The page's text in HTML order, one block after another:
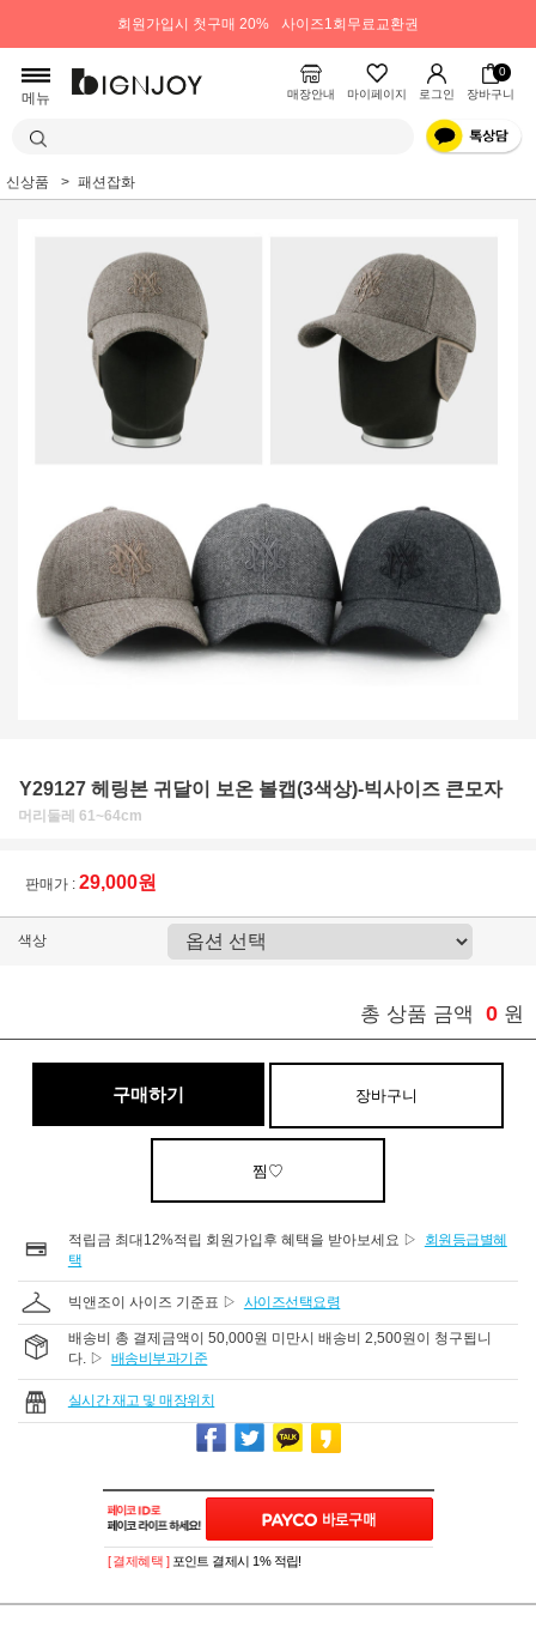
회원가입시 첫구매 20% 사이즈1회무료교환권
메뉴 매장안내 마이페이지 로그인
0
장바구니
신상품 패션잡화
Y29127 헤링본 귀달이 보온 볼캡(3색상)-빅사이즈 큰모자
머리둘레 61~64cm
판매가 : 29,000원
색상
총 상품 금액 0 원
구매하기 장바구니
찜♡
적립금 최대12%적립 회원가입후 혜택을 받아보세요 ▷
회원등급별혜
택
빅앤조이 사이즈 기준표 ▷ 사이즈선택요령
배송비 총 결제금액이 50,000원 미만시 배송비 2,500원이 청구됩니
다. ▷ 배송비부과기준
실시간 재고 및 매장위치
[ 결제혜택 ] 포인트 결제시 1% 적립!